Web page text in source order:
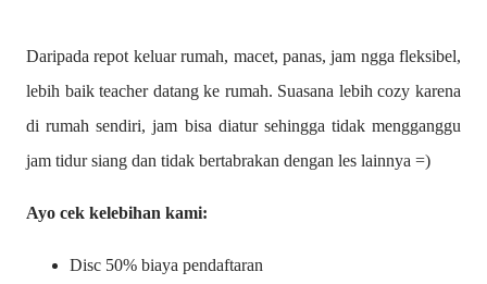
Daripada repot keluar rumah, macet, panas, jam ngga fleksibel,
lebih baik teacher datang ke rumah. Suasana lebih cozy karena
di rumah sendiri, jam bisa diatur sehingga tidak mengganggu
jam tidur siang dan tidak bertabrakan dengan les lainnya =)
Ayo cek kelebihan kami:
Disc 50% biaya pendaftaran